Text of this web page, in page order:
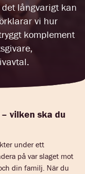
långvarigt kan
vi hur
komplement
vilken ska du
under ett
på var slaget mot
din familj. När du